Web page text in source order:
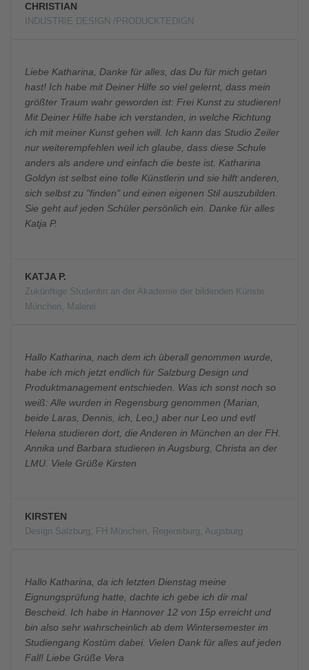
CHRISTIAN
INDUSTRIE DESIGN /PRODUCKTEDIGN
Liebe Katharina, Danke für alles, das Du für mich getan
hast! Ich habe mit Deiner Hilfe so viel gelernt, dass mein
größter Traum wahr geworden ist: Frei Kunst zu studieren!
Mit Deiner Hilfe habe ich verstanden, in welche Richtung
ich mit meiner Kunst gehen will. Ich kann das Studio Zeiler
nur weiterempfehlen weil ich glaube, dass diese Schule
anders als andere und einfach die beste ist. Katharina
Goldyn ist selbst eine tolle Künstlerin und sie hilft anderen,
sich selbst zu "finden" und einen eigenen Stil auszubilden.
Sie geht auf jeden Schüler persönlich ein. Danke für alles
Katja P.
KATJA P.
Zukünftige Studentin an der Akademie der bildenden Künste
München, Malerei
Hallo Katharina, nach dem ich überall genommen wurde,
habe ich mich jetzt endlich für Salzburg Design und
Produktmanagement entschieden. Was ich sonst noch so
weiß: Alle wurden in Regensburg genommen (Marian,
beide Laras, Dennis, ich, Leo,) aber nur Leo und evtl
Helena studieren dort, die Anderen in München an der FH.
Annika und Barbara studieren in Augsburg, Christa an der
LMU. Viele Grüße Kirsten
KIRSTEN
Design Salzburg, FH München, Regensburg, Augsburg
Hallo Katharina, da ich letzten Dienstag meine
Eignungsprüfung hatte, dachte ich gebe ich dir mal
Bescheid. Ich habe in Hannover 12 von 15p erreicht und
bin also sehr wahrscheinlich ab dem Wintersemester im
Studiengang Kostüm dabei. Vielen Dank für alles auf jeden
Fall! Liebe Grüße Vera